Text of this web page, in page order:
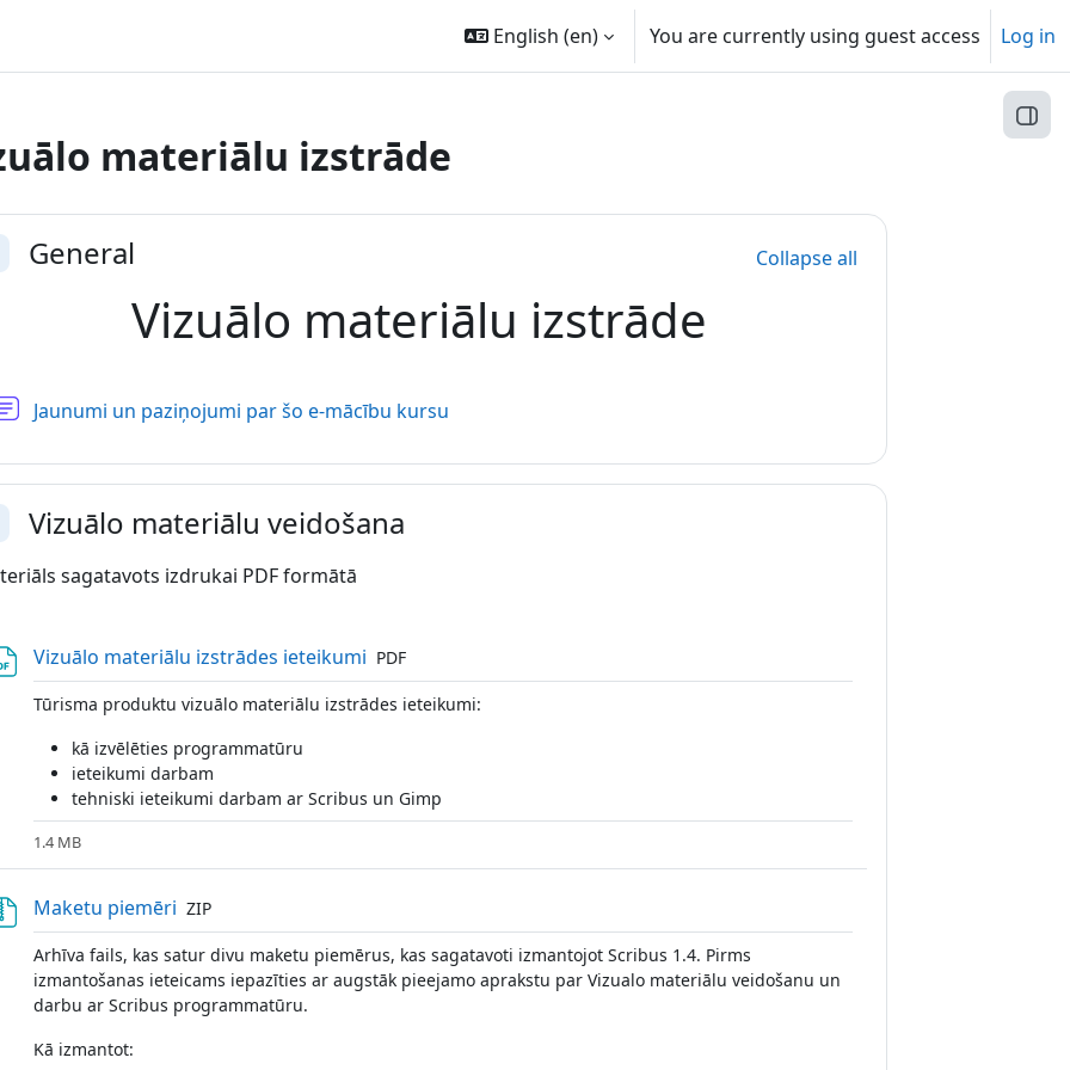
English ‎(en)‎ You are currently using guest access Log in
materiālu izstrāde
outline
General Collapse all
Vizuālo materiālu izstrāde
Jaunumi un paziņojumi par šo e-mācību kursu
Vizuālo materiālu veidošana
sagatavots izdrukai PDF formātā
Vizuālo materiālu izstrādes ieteikumi File
PDF
Tūrisma produktu vizuālo materiālu izstrādes ieteikumi:
kā izvēlēties programmatūru
ieteikumi darbam
tehniski ieteikumi darbam ar Scribus un Gimp
1.4 MB
Maketu piemēri File
ZIP
Arhīva fails, kas satur divu maketu piemērus, kas sagatavoti izmantojot Scribus 1.4. Pirms
izmantošanas ieteicams iepazīties ar augstāk pieejamo aprakstu par Vizualo materiālu veidošanu un
darbu ar Scribus programmatūru.
Kā izmantot: